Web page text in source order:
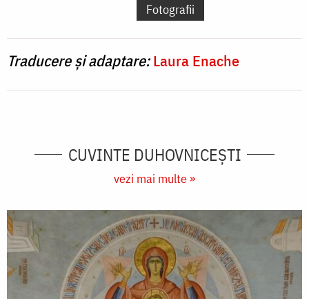
Fotografii
Traducere și adaptare:Laura Enache
CUVINTE DUHOVNICEȘTI
vezi mai multe »